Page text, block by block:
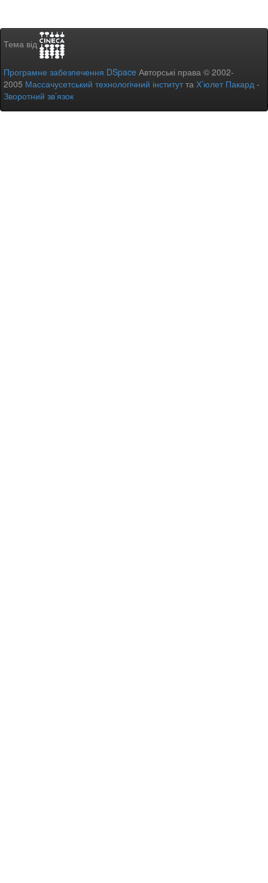
Тема від
Програмне забезпечення DSpace Авторські права © 2002-
2005 Массачусетський технологічний інститутта Х’юлет Пакард -
Зворотний зв’язок